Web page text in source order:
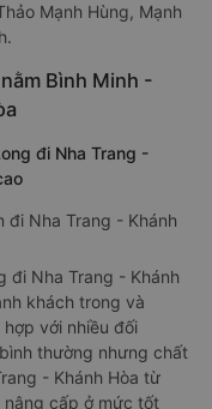
Mạnh Hùng, Mạnh
Bình Minh -
đi Nha Trang -
đi Nha Trang - Khánh
đi Nha Trang - Khánh
khách trong và
với nhiều đối
thường nhưng chất
- Khánh Hòa từ
nâng cấp ở mức tốt